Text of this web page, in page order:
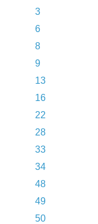
3
6
8
9
13
16
22
28
33
34
48
49
50